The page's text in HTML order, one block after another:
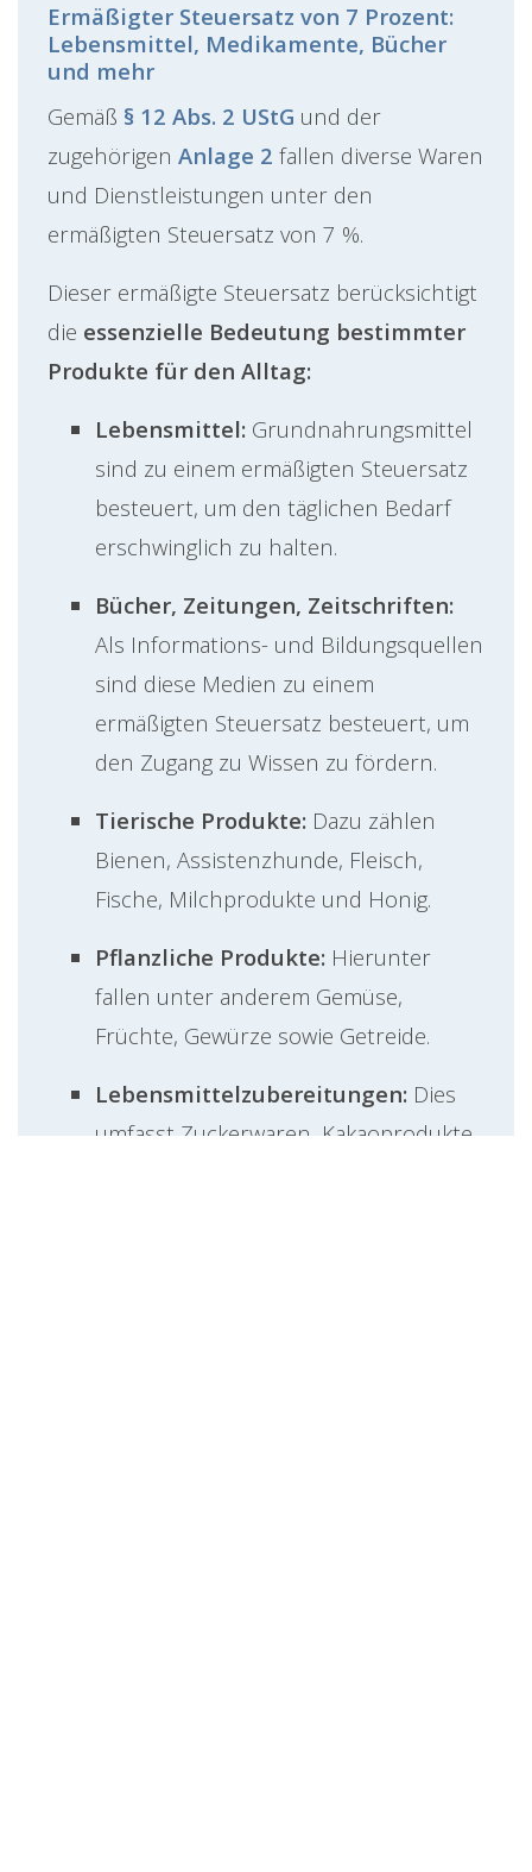
Ermäßigter Steuersatz von 7 Prozent:
Lebensmittel, Medikamente, Bücher
und mehr
Gemäß § 12 Abs. 2 UStG und der
zugehörigen Anlage 2 fallen diverse Waren
und Dienstleistungen unter den
ermäßigten Steuersatz von 7 %.
Dieser ermäßigte Steuersatz berücksichtigt
die essenzielle Bedeutung bestimmter
Produkte für den Alltag:
Lebensmittel: Grundnahrungsmittel
sind zu einem ermäßigten Steuersatz
besteuert, um den täglichen Bedarf
erschwinglich zu halten.
Bücher, Zeitungen, Zeitschriften:
Als Informations- und Bildungsquellen
sind diese Medien zu einem
ermäßigten Steuersatz besteuert, um
den Zugang zu Wissen zu fördern.
Tierische Produkte: Dazu zählen
Bienen, Assistenzhunde, Fleisch,
Fische, Milchprodukte und Honig.
Pflanzliche Produkte: Hierunter
fallen unter anderem Gemüse,
Früchte, Gewürze sowie Getreide.
Lebensmittelzubereitungen: Dies
umfasst Zuckerwaren, Kakaoprodukte,